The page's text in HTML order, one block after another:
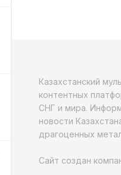
Казахстанский
контентных
СНГ и мира.
новости
драгоценных
Сайт создан